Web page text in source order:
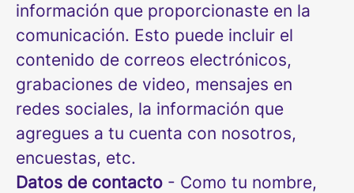
información que proporcionaste en la
comunicación. Esto puede incluir el
contenido de correos electrónicos,
grabaciones de video, mensajes en
redes sociales, la información que
agregues a tu cuenta con nosotros,
encuestas, etc.
Datos de contacto - Como tu nombre,